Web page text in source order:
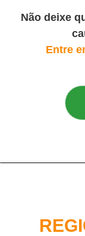
Não deixe
Entre